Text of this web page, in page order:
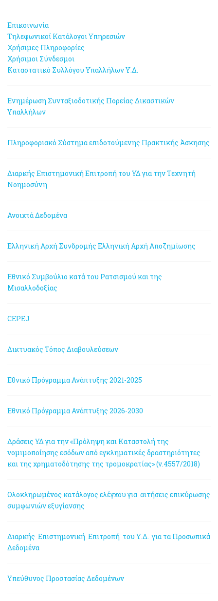
Επικοινωνία
Τηλεφωνικοί Κατάλογοι Υπηρεσιών
Χρήσιμες Πληροφορίες
Χρήσιμοι Σύνδεσμοι
Καταστατικό Συλλόγου Υπαλλήλων Υ.Δ.
Ενημέρωση Συνταξιοδοτικής Πορείας Δικαστικών
Υπαλλήλων
Πληροφοριακό Σύστημα επιδοτούμενης Πρακτικής Άσκησης
Διαρκής Επιστημονική Επιτροπή του ΥΔ για την Τεχνητή
Νοημοσύνη
Ανοιχτά Δεδομένα
Ελληνική Αρχή Συνδρομής Ελληνική Αρχή Αποζημίωσης
Εθνικό Συμβούλιο κατά του Ρατσισμού και της
Μισαλλοδοξίας
CEPEJ
Δικτυακός Τόπος Διαβουλεύσεων
Εθνικό Πρόγραμμα Ανάπτυξης 2021-2025
Εθνικό Πρόγραμμα Ανάπτυξης 2026-2030
Δράσεις ΥΔ για την «Πρόληψη και Καταστολή της
νομιμοποίησης εσόδων από εγκληματικές δραστηριότητες
και της χρηματοδότησης της τρομοκρατίας» (ν.4557/2018)
Ολοκληρωμένος κατάλογος ελέγχου για αιτήσεις επικύρωσης
συμφωνιών εξυγίανσης
Διαρκής Επιστημονική Επιτροπή του Υ.Δ. για τα Προσωπικά
Δεδομένα
Υπεύθυνος Προστασίας Δεδομένων